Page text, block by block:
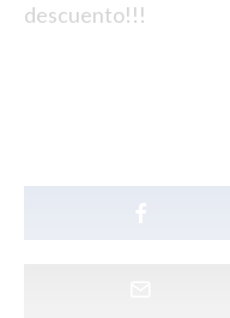
descuento!!!